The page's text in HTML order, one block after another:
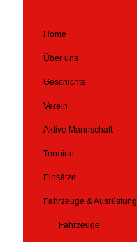
Home
Über uns
Geschichte
Verein
Aktive Mannschaft
Termine
Einsätze
Fahrzeuge & Ausrüstung
Fahrzeuge